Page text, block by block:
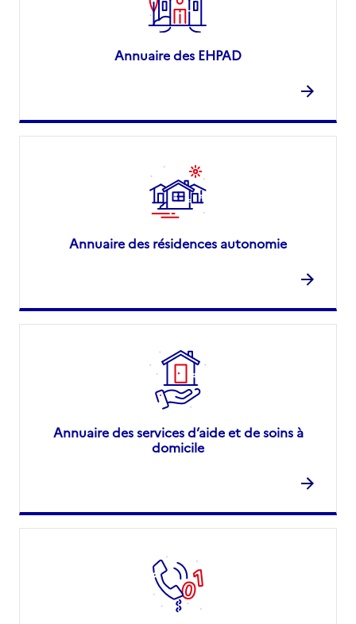
Annuaire des EHPAD
Annuaire des résidences autonomie
Annuaire des services d’aide et de soins à
domicile